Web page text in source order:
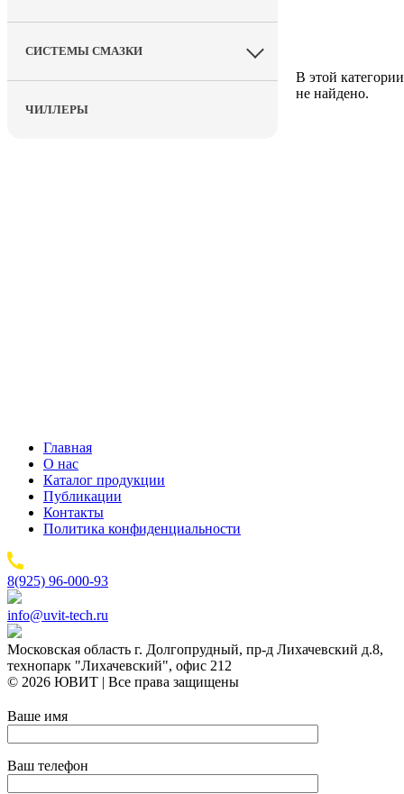
СИСТЕМЫ СМАЗКИ
ЧИЛЛЕРЫ
В этой
не найдено.
Главная
О нас
Каталог продукции
Публикации
Контакты
Политика конфиденциальности
8(925) 96-000-93
info@uvit-tech.ru
Московская область г. Долгопрудный, пр-д Лихачевский д.8,
технопарк "Лихачевский", офис 212
© 2026 ЮВИТ | Все права защищены
Ваше имя
Ваш телефон